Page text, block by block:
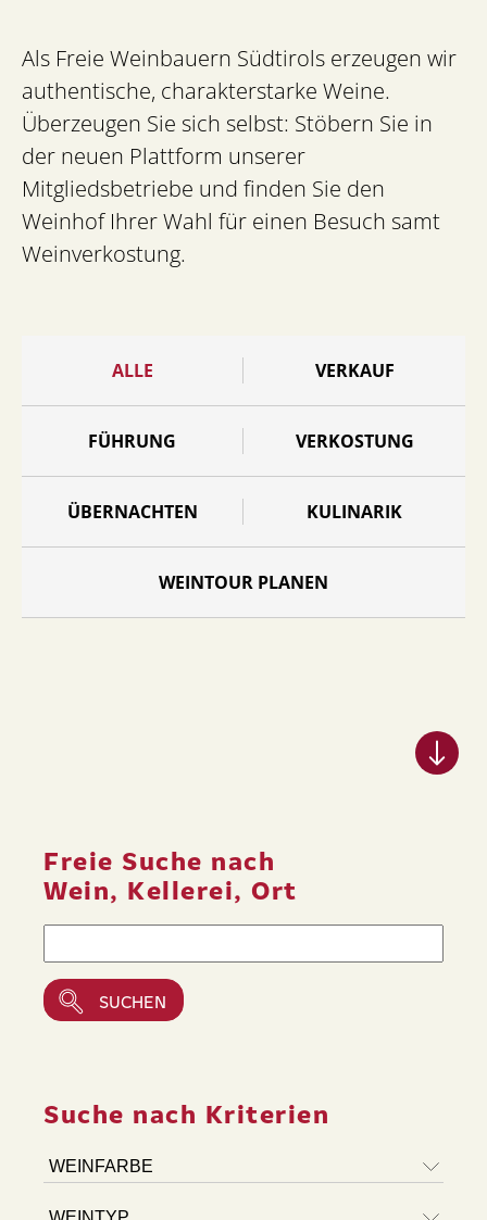
Als Freie Weinbauern Südtirols erzeugen wir
authentische, charakterstarke Weine.
Überzeugen Sie sich selbst: Stöbern Sie in
der neuen Plattform unserer
Mitgliedsbetriebe und finden Sie den
Weinhof Ihrer Wahl für einen Besuch samt
Weinverkostung.
ALLE VERKAUF
FÜHRUNG VERKOSTUNG
ÜBERNACHTEN KULINARIK
WEINTOUR PLANEN
Freie Suche nach
Wein, Kellerei, Ort
Suche nach Kriterien